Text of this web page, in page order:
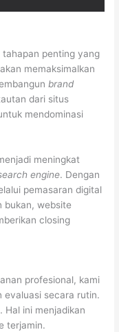
tahapan penting yang
memaksimalkan
brand
dari situs
mendominasi
meningkat
engine. Dengan
pemasaran digital
bukan, website
closing
profesional, kami
evaluasi secara rutin.
Hal ini menjadikan
terjamin.